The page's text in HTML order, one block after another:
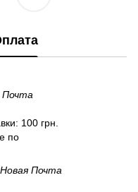
Почта
100 грн.
по
Почта